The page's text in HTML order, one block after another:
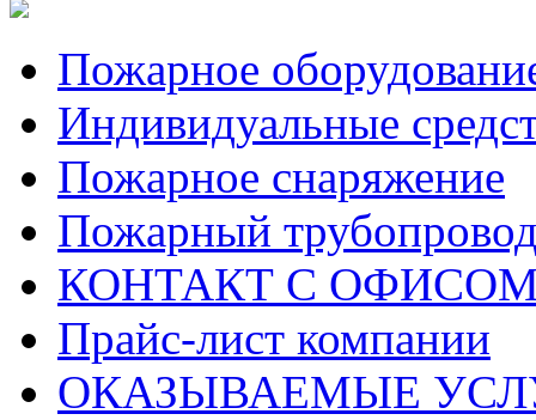
Пожарное
Индивидуальные
Пожарное снаряжение
Пожарный
КОНТАКТ С ОФИСОМ
Прайс-лист компании
ОКАЗЫВАЕМЫЕ